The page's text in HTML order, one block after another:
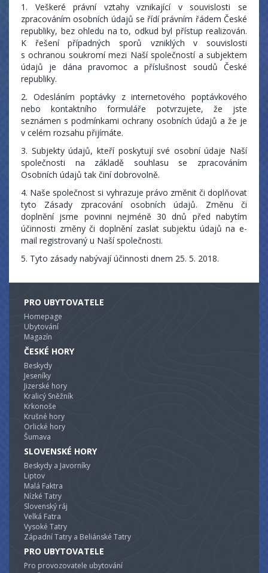
1. Veškeré právní vztahy vznikající v souvislosti se
zpracováním osobních údajů se řídí právním řádem České
republiky, bez ohledu na to, odkud byl přístup realizován.
K řešení případných sporů vzniklých v souvislosti
s ochranou soukromí mezi Naší společností a subjektem
údajů je dána pravomoc a příslušnost soudů České
republiky.
2. Odesláním poptávky z internetového poptávkového
nebo kontaktního formuláře potvrzujete, že jste
seznámen s podmínkami ochrany osobních údajů a že je
v celém rozsahu přijímáte.
3. Subjekty údajů, kteří poskytují své osobní údaje Naší
společnosti na základě souhlasu se zpracováním
Osobních údajů tak činí dobrovolně.
4. Naše společnost si vyhrazuje právo změnit či doplňovat
tyto Zásady zpracování osobních údajů. Změnu či
doplnění jsme povinni nejméně 30 dnů před nabytím
účinnosti změny či doplnění zaslat subjektu údajů na e-
mail registrovaný u Naší společnosti.
5. Tyto zásady nabývají účinnosti dnem 25. 5. 2018.
PRO UBYTOVATELE
Homepage
Ubytování
Magazín
ČESKÉ HORY
Beskydy
Jeseníky
Jizerské hory
Kralicý Sněžník
Krkonoše
Krušné hory
Orlické hory
Šumava
SLOVENSKÉ HORY
Beskydy a Javorníky
Liptov
Malá Faktra
Nízké Tatry
Slovenský ráj
Velká Fatra
Vysoké Tatry
Západní Tatry a Beliánské Tatry
PRO UBYTOVATELE
Pro provozovatele ubytování